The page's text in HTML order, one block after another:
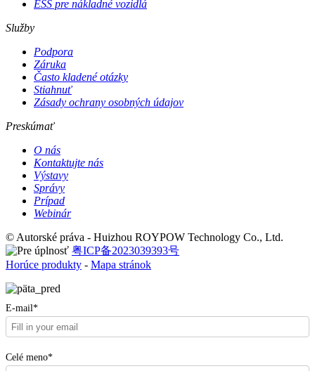
ESS pre nákladné vozidlá
Služby
Podpora
Záruka
Často kladené otázky
Stiahnuť
Zásady ochrany osobných údajov
Preskúmať
O nás
Kontaktujte nás
Výstavy
Správy
Prípad
Webinár
© Autorské práva - Huizhou ROYPOW Technology Co., Ltd.
粤ICP备2023039393号
Horúce produkty - Mapa stránok
E-mail*
Celé meno*